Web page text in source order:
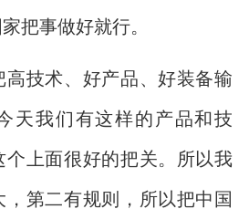
把事做好就行。
技术、好产品、好装备输
天我们有这样的产品和技
个上面很好的把关。所以我
第二有规则，所以把中国